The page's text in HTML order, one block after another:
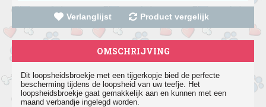
Verlanglijst Product vergelijk
OMSCHRIJVING
Dit loopsheidsbroekje met een tijgerkopje bied de perfecte
bescherming tijdens de loopsheid van uw teefje. Het
loopsheidsbroekje gaat gemakkelijk aan en kunnen met een
maand verbandje ingelegd worden.